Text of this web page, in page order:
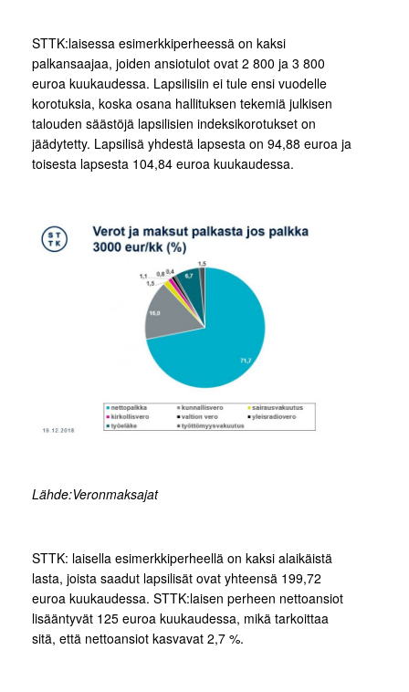
STTK:laisessa esimerkkiperheessä on kaksi
palkansaajaa, joiden ansiotulot ovat 2 800 ja 3 800
euroa kuukaudessa. Lapsilisiin ei tule ensi vuodelle
korotuksia, koska osana hallituksen tekemiä julkisen
talouden säästöjä lapsilisien indeksikorotukset on
jäädytetty. Lapsilisä yhdestä lapsesta on 94,88 euroa ja
toisesta lapsesta 104,84 euroa kuukaudessa.
Lähde:Veronmaksajat
STTK: laisella esimerkkiperheellä on kaksi alaikäistä
lasta, joista saadut lapsilisät ovat yhteensä 199,72
euroa kuukaudessa. STTK:laisen perheen nettoansiot
lisääntyvät 125 euroa kuukaudessa, mikä tarkoittaa
sitä, että nettoansiot kasvavat 2,7 %.